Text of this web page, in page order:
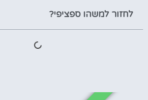
לחזור למשהו ספציפי?